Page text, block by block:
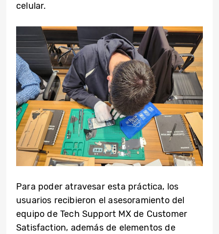
celular.
Para poder atravesar esta práctica, los
usuarios recibieron el asesoramiento del
equipo de Tech Support MX de Customer
Satisfaction, además de elementos de